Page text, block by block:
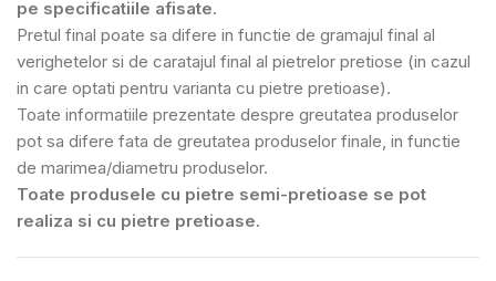
pe specificatiile afisate.
Pretul final poate sa difere in functie de gramajul final al
verighetelor si de caratajul final al pietrelor pretiose (in cazul
in care optati pentru varianta cu pietre pretioase).
Toate informatiile prezentate despre greutatea produselor
pot sa difere fata de greutatea produselor finale, in functie
de marimea/diametru produselor.
Toate produsele cu pietre semi-pretioase se pot
realiza si cu pietre pretioase.